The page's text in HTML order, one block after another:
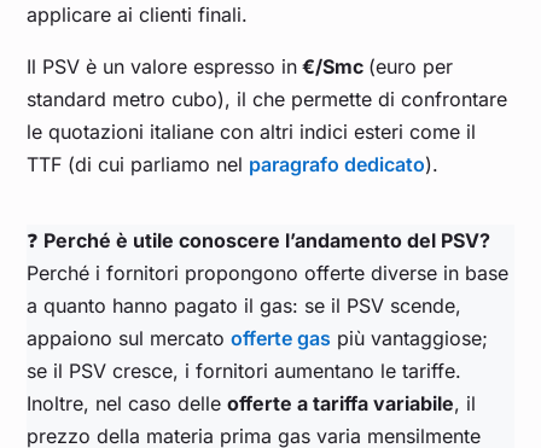
Gennaio 2023 0,735
Dicembre 2022
Novembre 2022 0,965
Ottobre 2022
1,941
applicare ai clienti finali.
Il PSV è un valore espresso in €/Smc (euro per
standard metro cubo), il che permette di confrontare
le quotazioni italiane con altri indici esteri come il
TTF (di cui parliamo nel paragrafo dedicato).
❓ Perché è utile conoscere l’andamento del PSV?
Perché i fornitori propongono offerte diverse in base
a quanto hanno pagato il gas: se il PSV scende,
appaiono sul mercatoofferte gas più vantaggiose;
se il PSV cresce, i fornitori aumentano le tariffe.
Inoltre, nel caso delleofferte a tariffa variabile, il
prezzo della materia prima gas varia mensilmente